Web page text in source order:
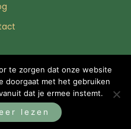
te zorgen dat onze website
doorgaat met het gebruiken
dat je ermee instemt.
lezen